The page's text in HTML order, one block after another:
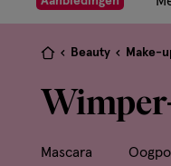
naar
de
ga
naar
Je
hier:
Beauty Make-
Mascara